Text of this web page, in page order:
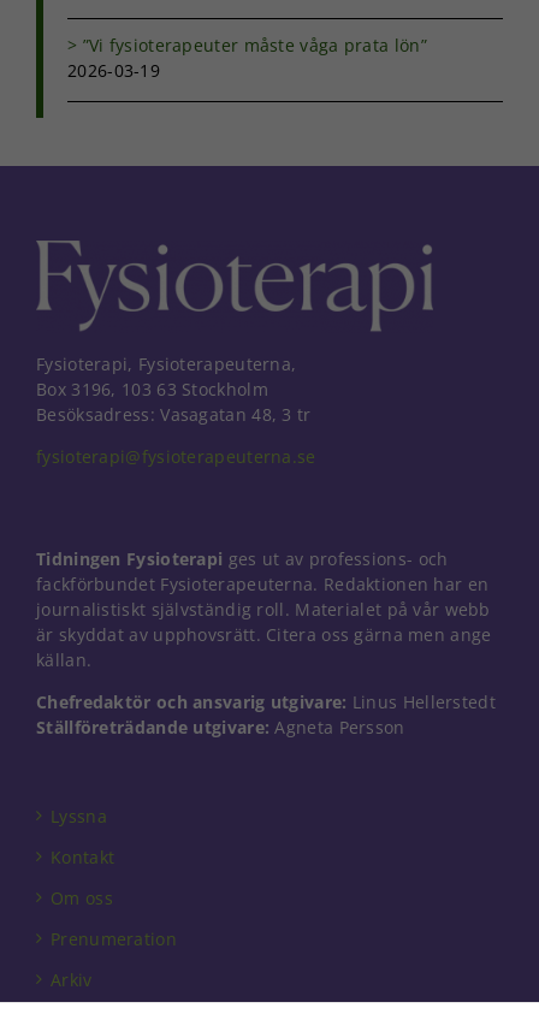
”Vi fysioterapeuter måste våga prata lön”
2026-03-19
Fysioterapi, Fysioterapeuterna,
Box 3196, 103 63 Stockholm
Besöksadress: Vasagatan 48, 3 tr
fysioterapi@fysioterapeuterna.se
Tidningen Fysioterapi ges ut av professions- och
fackförbundet Fysioterapeuterna. Redaktionen har en
journalistiskt självständig roll. Materialet på vår webb
är skyddat av upphovsrätt. Citera oss gärna men ange
källan.
Chefredaktör och ansvarig utgivare: Linus Hellerstedt
Ställföreträdande utgivare: Agneta Persson
Lyssna
Kontakt
Om oss
Prenumeration
Arkiv